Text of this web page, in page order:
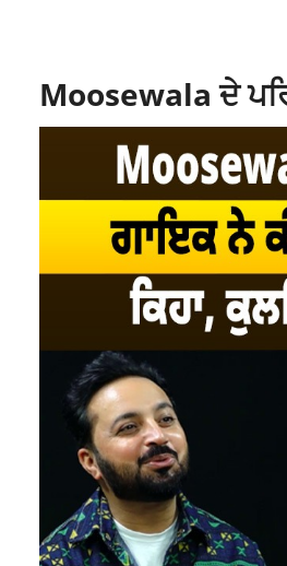
Moosewala ਦੇ